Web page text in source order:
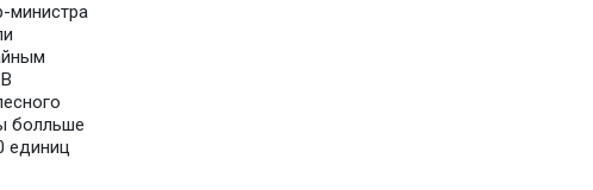
министра
болльше
единиц